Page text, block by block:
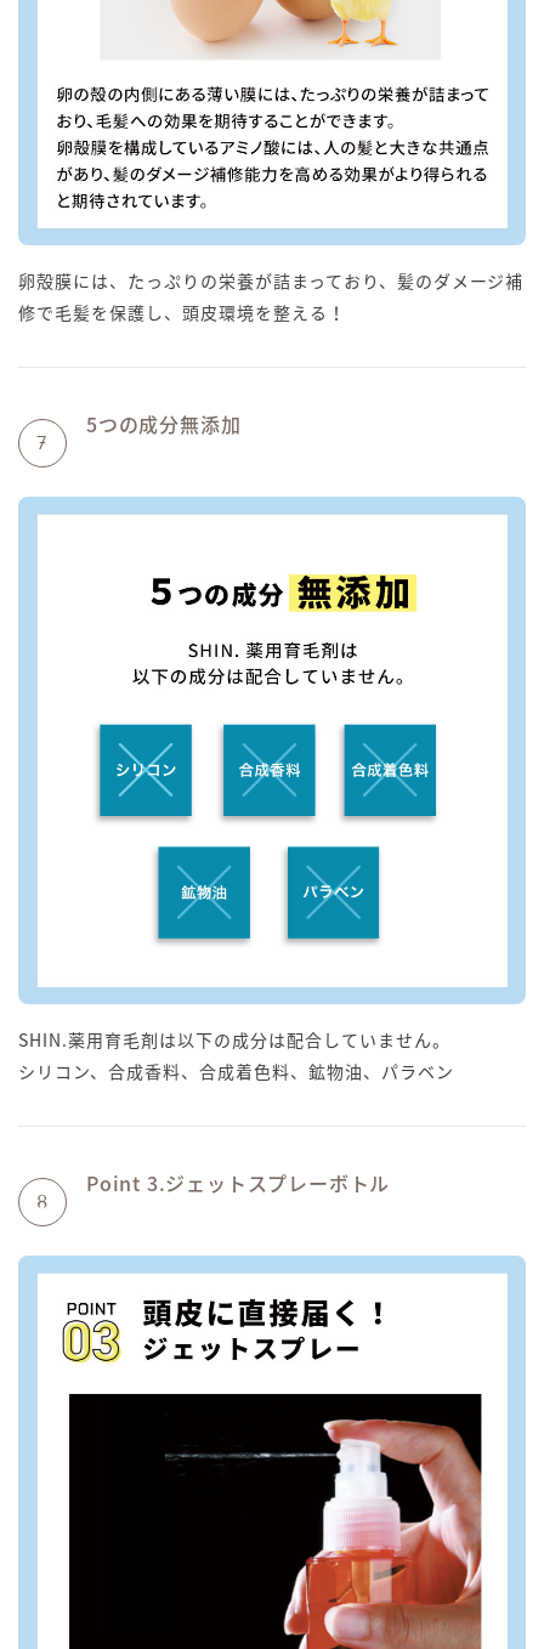
卵殻膜には、たっぷりの栄養が詰まっており、髪のダメージ補
修で毛髪を保護し、頭皮環境を整える！
7
5つの成分無添加
SHIN.薬用育毛剤は以下の成分は配合していません。
シリコン、合成香料、合成着色料、鉱物油、パラベン
8
Point 3.ジェットスプレーボトル